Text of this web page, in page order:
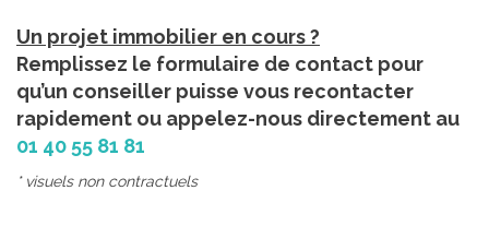
Un projet immobilier en cours ?
Remplissez le formulaire de contact pour
qu’un conseiller puisse vous recontacter
rapidement ou appelez-nous directement au
01 40 55 81 81
* visuels non contractuels